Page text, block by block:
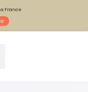
France